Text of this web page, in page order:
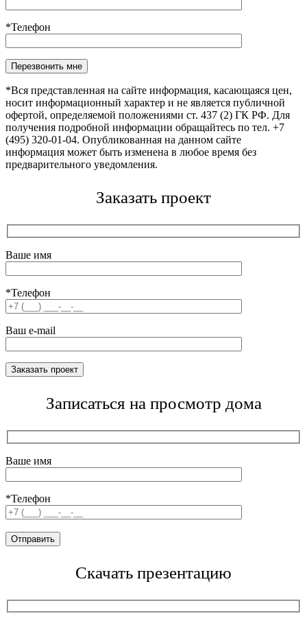
*Телефон
Оставьте это поле пустым.
*Вся представленная на сайте информация, касающаяся цен,
носит информационный характер и не является публичной
офертой, определяемой положениями ст. 437 (2) ГК РФ. Для
получения подробной информации обращайтесь по тел. +7
(495) 320-01-04. Опубликованная на данном сайте
информация может быть изменена в любое время без
предварительного уведомления.
Заказать проект
Ваше имя
*Телефон
Ваш e-mail
Записаться на просмотр дома
Ваше имя
*Телефон
Скачать презентацию